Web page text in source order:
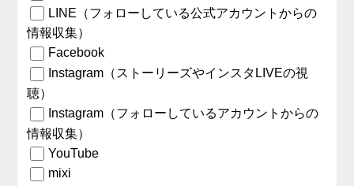
LINE（フォローしている公式アカウントからの
情報収集）
Facebook
Instagram（ストーリーズやインスタLIVEの視
聴）
Instagram（フォローしているアカウントからの
情報収集）
YouTube
mixi